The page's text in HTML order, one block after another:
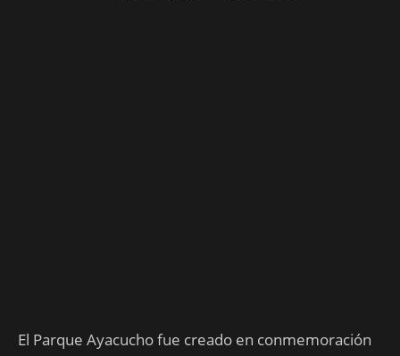
El Parque Ayacucho fue creado en conmemoración